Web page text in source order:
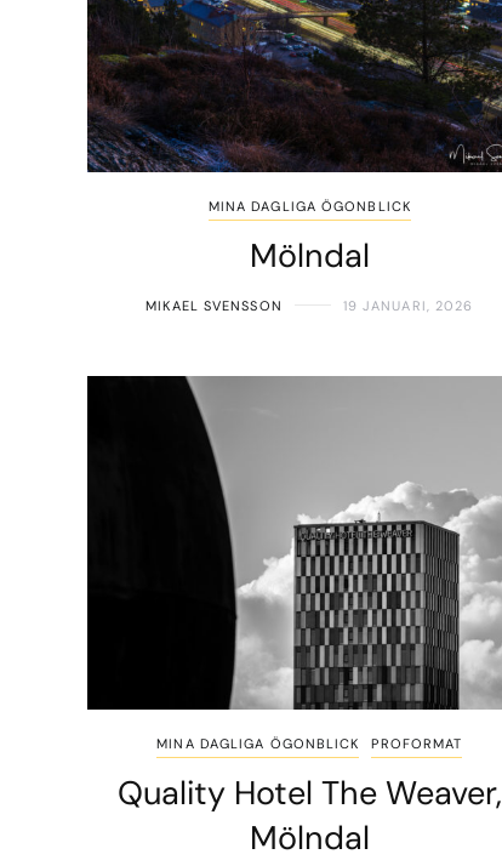
MINA DAGLIGA ÖGONBLICK
Mölndal
MIKAEL SVENSSON 19 JANUARI, 2026
MINA DAGLIGA ÖGONBLICK PROFORMAT
Quality Hotel The Weaver,
Mölndal